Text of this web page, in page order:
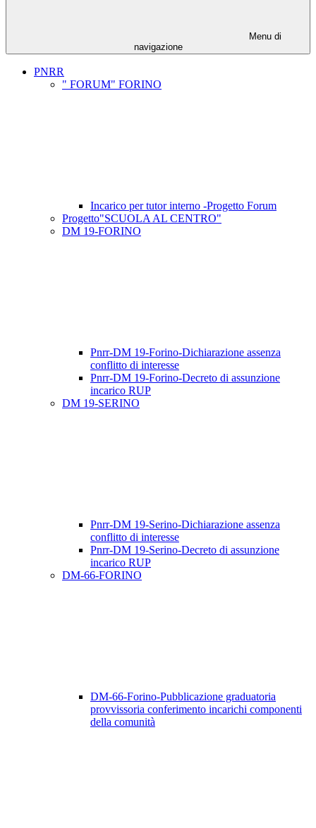
Menu di
navigazione
PNRR
" FORUM" FORINO
Incarico per tutor interno -Progetto Forum
Progetto"SCUOLA AL CENTRO"
DM 19-FORINO
Pnrr-DM 19-Forino-Dichiarazione assenza
conflitto di interesse
Pnrr-DM 19-Forino-Decreto di assunzione
incarico RUP
DM 19-SERINO
Pnrr-DM 19-Serino-Dichiarazione assenza
conflitto di interesse
Pnrr-DM 19-Serino-Decreto di assunzione
incarico RUP
DM-66-FORINO
DM-66-Forino-Pubblicazione graduatoria
provvissoria conferimento incarichi componenti
della comunità